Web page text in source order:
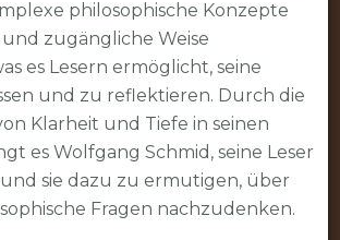
philosophische Konzepte
zugängliche Weise
es Lesern ermöglicht, seine
und zu reflektieren. Durch die
Klarheit und Tiefe in seinen
es Wolfgang Schmid, seine Leser
sie dazu zu ermutigen, über
Fragen nachzudenken.